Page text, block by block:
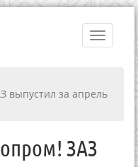
Toggle
выпустил за апрель
ЗАЗ